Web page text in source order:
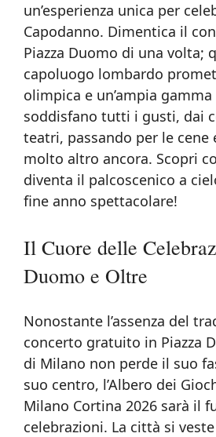
un’esperienza unica per
Capodanno. Dimentica il
Piazza Duomo di una volta;
capoluogo lombardo
olimpica e un’ampia
soddisfano tutti i gusti, dai
teatri, passando per le cene
molto altro ancora. Scopri
diventa il palcoscenico a
fine anno spettacolare!
Il Cuore delle
Duomo e Oltre
Nonostante l’assenza del
concerto gratuito in Piazza
di Milano non perde il suo
suo centro, l’Albero dei
Milano Cortina 2026 sarà il
celebrazioni. La città si